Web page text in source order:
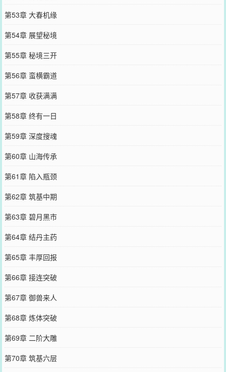
第53章 大春机缘
第54章 展望秘境
第55章 秘境三开
第56章 蛮横霸道
第57章 收获满满
第58章 终有一日
第59章 深度搜魂
第60章 山海传承
第61章 陷入瓶颈
第62章 筑基中期
第63章 碧月黑市
第64章 结丹主药
第65章 丰厚回报
第66章 接连突破
第67章 御兽来人
第68章 炼体突破
第69章 二阶大雕
第70章 筑基六层